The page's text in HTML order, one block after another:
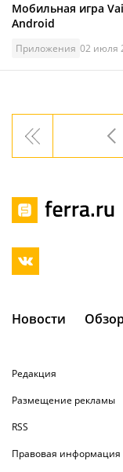
Мобильная игра
Android
Приложения 02 июля
Новости
Редакция
Размещение рекламы
RSS
Правовая информация